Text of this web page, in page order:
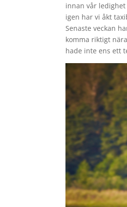
innan vår
igen har vi åkt
Senaste veckan
komma riktigt
hade inte ens ett